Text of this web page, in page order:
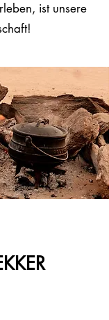
ist unsere